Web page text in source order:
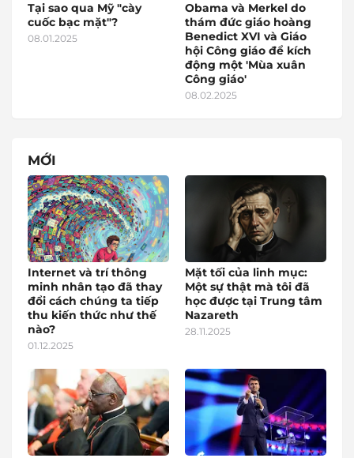
Tại sao qua Mỹ "cày
cuốc bạc mặt"?
08.01.2025
Obama và Merkel do
thám đức giáo hoàng
Benedict XVI và Giáo
hội Công giáo để kích
động một 'Mùa xuân
Công giáo'
08.02.2025
MỚI
Internet và trí thông
minh nhân tạo đã thay
đổi cách chúng ta tiếp
thu kiến thức như thế
nào?
01.12.2025
Mặt tối của linh mục:
Một sự thật mà tôi đã
học được tại Trung tâm
Nazareth
28.11.2025